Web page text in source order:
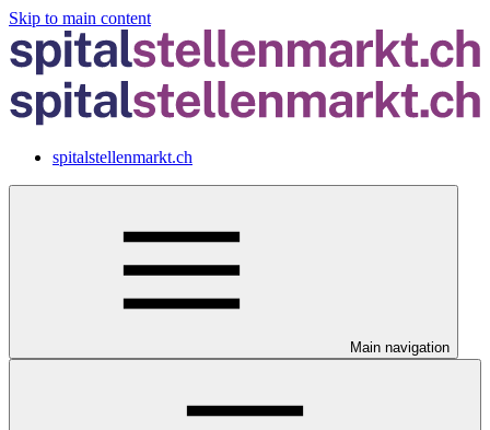
Skip to main content
spitalstellenmarkt.ch
Main navigation